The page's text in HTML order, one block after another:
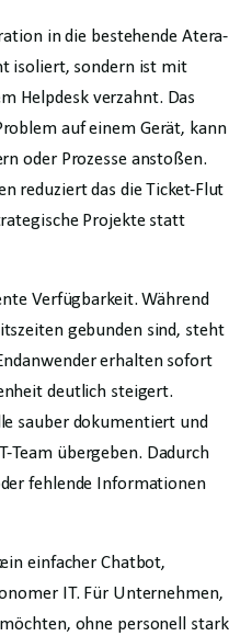
in die bestehende Atera-
isoliert, sondern ist mit
Helpdesk verzahnt. Das
auf einem Gerät, kann
oder Prozesse anstoßen.
reduziert das die Ticket-Flut
Projekte statt
Verfügbarkeit. Während
gebunden sind, steht
erhalten sofort
deutlich steigert.
sauber dokumentiert und
Team übergeben. Dadurch
fehlende Informationen
einfacher Chatbot,
IT. Für Unternehmen,
ohne personell stark